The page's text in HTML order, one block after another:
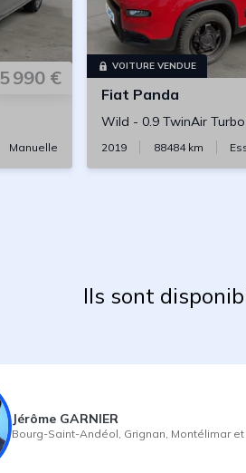
5 990 €
Manuelle
VOITURE VENDUE
Fiat Panda
Wild - 0.9 TwinAir
2019 88484km
Ils sont
Jérôme GARNIER
Bourg-Saint-Andéol Grignan Montélimaret